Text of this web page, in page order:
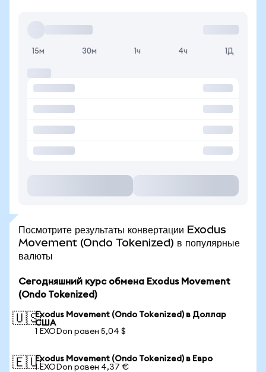
15м 30м 1ч 4ч 1Д
Посмотрите результаты конвертации Exodus
Movement (Ondo Tokenized) в популярные
валюты
Сегодняшний курс обмена Exodus Movement
(Ondo Tokenized)
🇺🇸Exodus Movement (Ondo Tokenized) в Доллар
США
1 EXODon равен 5,04 $
🇪🇺Exodus Movement (Ondo Tokenized) в Евро
1 EXODon равен 4,37 €